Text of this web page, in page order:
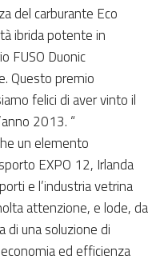
del carburante Eco
ibrida potente in
FUSO Duonic
Questo premio
felici di aver vinto il
2013. “
un elemento
EXPO 12, Irlanda
e l’industria vetrina
attenzione, e lode, da
di una soluzione di
ed efficienza